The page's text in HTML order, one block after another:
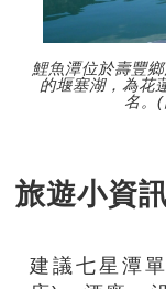
鯉魚潭位於壽豐
的堰塞湖，為花
名。
旅遊小資
建議七星潭